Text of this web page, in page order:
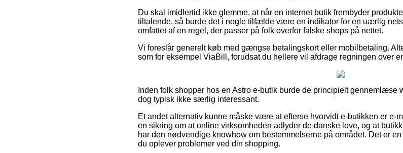
Du skal imidlertid ikke glemme, at når en internet butik frembyder
tiltalende, så burde det i nogle tilfælde være en indikator for en uærlig
omfattet af en regel, der passer på folk overfor falske shops på nettet.
Vi foreslår generelt køb med gængse betalingskort eller mobilbetaling.
som for eksempel ViaBill, forudsat du hellere vil afdrage regningen over
Inden folk shopper hos en Astro e-butik burde de principielt gennemlæse
dog typisk ikke særlig interessant.
Et andet alternativ kunne måske være at efterse hvorvidt e-butikken er
en sikring om at online virksomheden adlyder de danske love, og at
har den nødvendige knowhow om bestemmelserne på området. Det er
du oplever problemer ved din shopping.